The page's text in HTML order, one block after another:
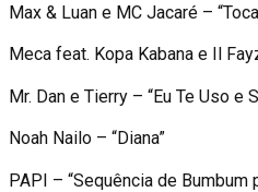
Max & Luan e MC Jacaré –
Meca feat. Kopa Kabana e Il
Mr. Dan e Tierry – “Eu Te Uso e
Noah Nailo – “Diana”
PAPI – “Sequência de Bumbum